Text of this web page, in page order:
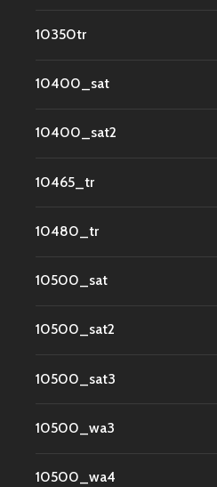
10350tr
10400_sat
10400_sat2
10465_tr
10480_tr
10500_sat
10500_sat2
10500_sat3
10500_wa3
10500_wa4